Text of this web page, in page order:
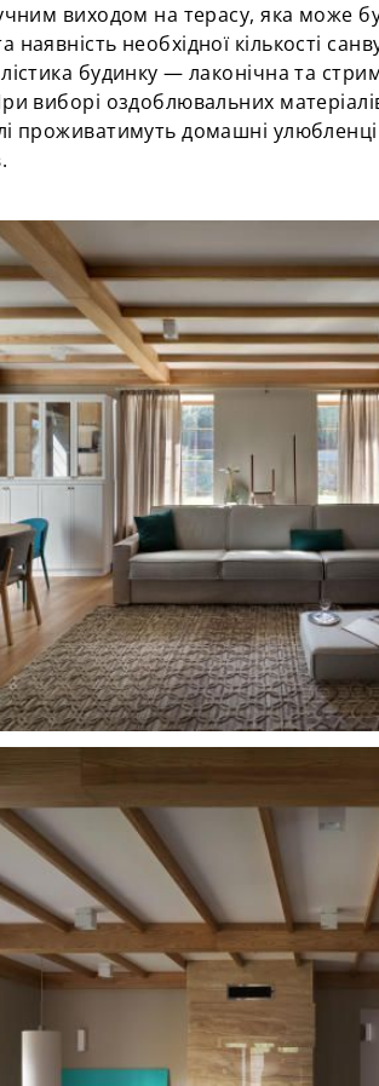
виходом на терасу, яка може
необхідної кількості
будинку — лаконічна та
виборі оздоблювальних
проживатимуть домашні улюбленці.